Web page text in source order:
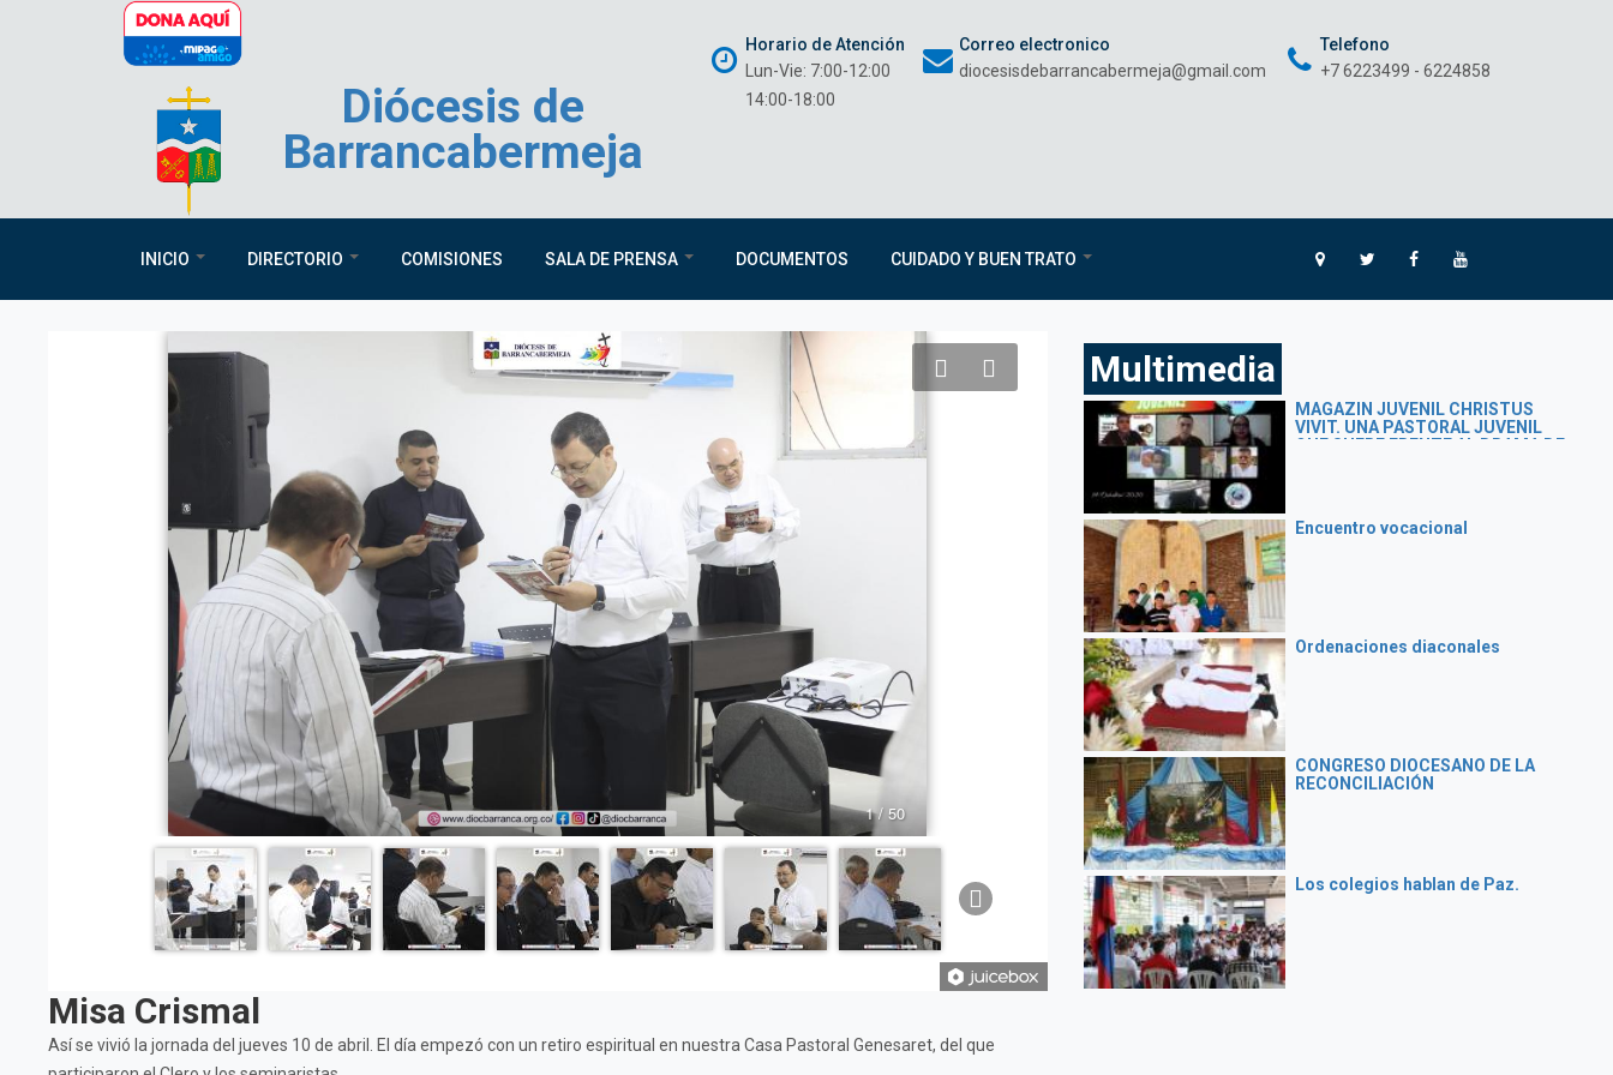
Pasar al contenido principal
Diócesis de
Barrancabermeja
Horario de Atención
Lun-Vie: 7:00-12:00
14:00-18:00
Correo electronico
diocesisdebarrancabermeja@gmail.com
Telefono
+7 6223499 - 6224858
INICIO DIRECTORIO COMISIONES SALA DE PRENSA DOCUMENTOS CUIDADO Y BUEN TRATO
1 / 50
Misa Crismal
Así se vivió la jornada del jueves 10 de abril. El día empezó con un retiro espiritual en nuestra Casa Pastoral Genesaret, del que
Multimedia
MAGAZIN JUVENIL CHRISTUS
VIVIT. UNA PASTORAL JUVENIL
QUE SUFRE FRENTE AL DRAMA DE
Encuentro vocacional
Ordenaciones diaconales
CONGRESO DIOCESANO DE LA
RECONCILIACIÓN
Los colegios hablan de Paz.